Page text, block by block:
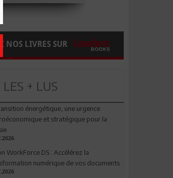
NOS LIVRES SUR
LES + LUS
énergétique, une urgence
et stratégique pour la
WorkForce DS : Accélérez la
numérique de vos documents